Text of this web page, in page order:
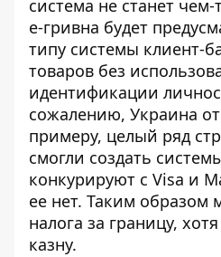
система не станет
е-гривна будет
типу системы клиент-
товаров без
идентификации
сожалению, Украина
примеру, целый ряд
смогли создать
конкурируют с Visa и
ее нет. Таким образом
налога за границу,
казну.